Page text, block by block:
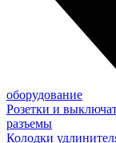
оборудование
Розетки и
разъемы
Колодки